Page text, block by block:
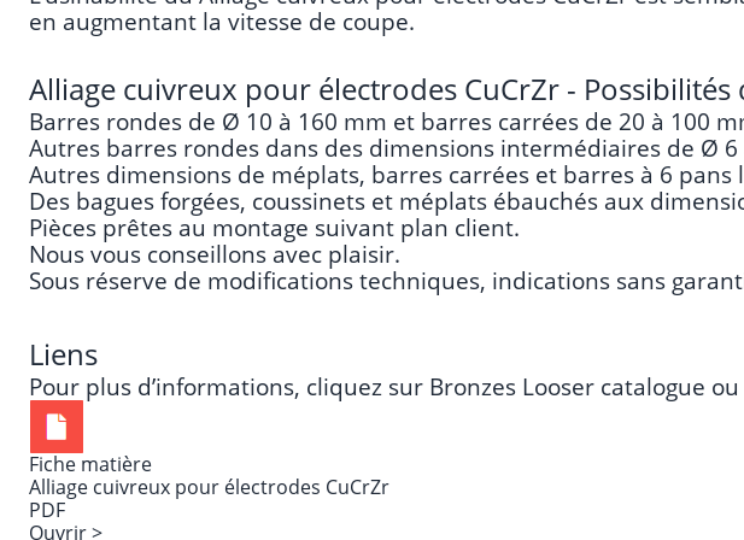
en augmentant la vitesse de coupe.
Alliage cuivreux pour électrodes CuCrZr - Possibilités
Barres rondes de Ø 10 à 160 mm et barres carrées de 20 à 100
Autres barres rondes dans des dimensions intermédiaires de Ø
Autres dimensions de méplats, barres carrées et barres à 6
Des bagues forgées, coussinets et méplats ébauchés aux
Pièces prêtes au montage suivant plan client.
Nous vous conseillons avec plaisir.
Sous réserve de modifications techniques, indications sans
Liens
Pour plus d’informations, cliquez sur Bronzes Looser catalogue
Fiche matière
Alliage cuivreux pour électrodes CuCrZr
PDF
Ouvrir >